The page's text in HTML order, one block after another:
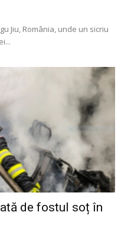
Jiu, România, unde un sicriu
de fostul soț în